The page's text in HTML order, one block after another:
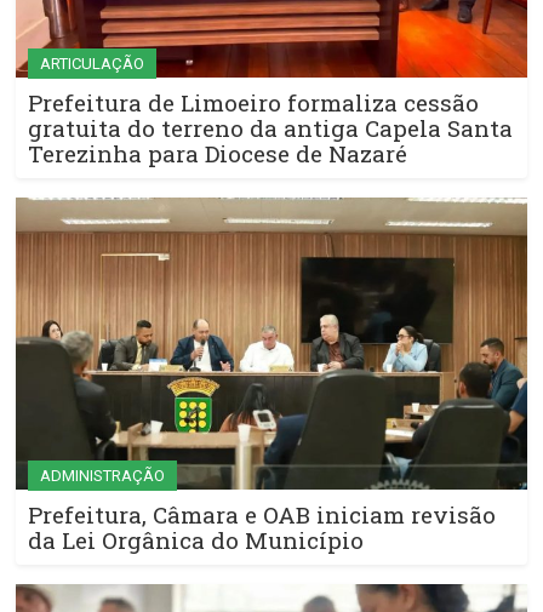
ARTICULAÇÃO
Prefeitura de Limoeiro formaliza cessão
gratuita do terreno da antiga Capela Santa
Terezinha para Diocese de Nazaré
ADMINISTRAÇÃO
Prefeitura, Câmara e OAB iniciam revisão
da Lei Orgânica do Município